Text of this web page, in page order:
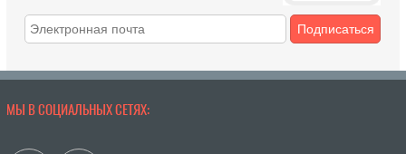
Подписаться
МЫ В СОЦИАЛЬНЫХ СЕТЯХ: